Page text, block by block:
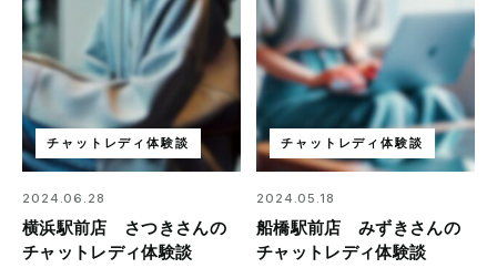
チャットレディ体験談
2024.06.28
横浜駅前店 さつきさんの
チャットレディ体験談
チャットレディ体験談
2024.05.18
船橋駅前店 みずきさんの
チャットレディ体験談